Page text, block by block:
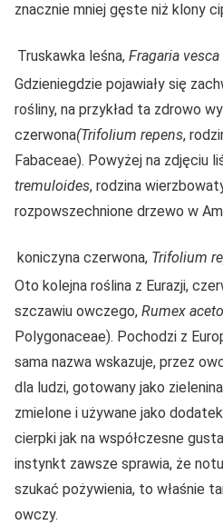
znacznie mniej gęste niż klony
Truskawka leśna, Fragaria vesca
Gdzieniegdzie pojawiały się
rośliny, na przykład ta zdrowo
czerwona(Trifolium repens,
Fabaceae). Powyżej na zdjęciu
tremuloides, rodzina
rozpowszechnione drzewo w
koniczyna czerwona, Trifolium
Oto kolejna roślina z Eurazji,
szczawiu owczego, Rumex
Polygonaceae). Pochodzi z
sama nazwa wskazuje, przez
dla ludzi, gotowany jako
zmielone i używane jako
cierpki jak na współczesne
instynkt zawsze sprawia, że
szukać pożywienia, to właśnie
owczy.